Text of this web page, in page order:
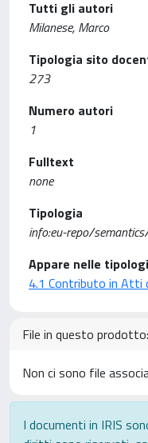
Tutti gli autori
Milanese, Marco
Tipologia sito
273
Numero autori
1
Fulltext
none
Tipologia
info:eu-repo/
Appare nelle
4.1 Contributo in Atti
File in questo prodotto:
Non ci sono file
I documenti in IRIS